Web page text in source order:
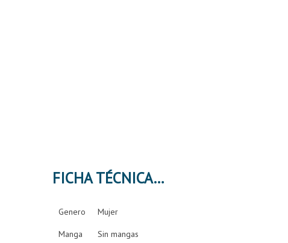
FICHA TÉCNICA
Genero Mujer
Manga Sin mangas